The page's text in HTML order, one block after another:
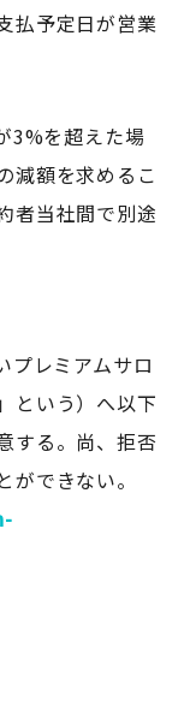
払予定日が営業
3%を超えた場
減額を求めるこ
者当社間で別途
プレミアムサロ
という）へ以下
する。尚、拒否
できない。